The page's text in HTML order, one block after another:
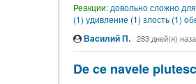
Реакции: довольно сложно
(1) удивление (1) злость (1)
Вacилий П. · 283 дней(я)
De ce navele